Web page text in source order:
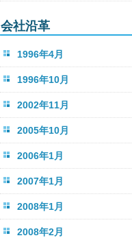
会社沿革
1996年4月
1996年10月
2002年11月
2005年10月
2006年1月
2007年1月
2008年1月
2008年2月